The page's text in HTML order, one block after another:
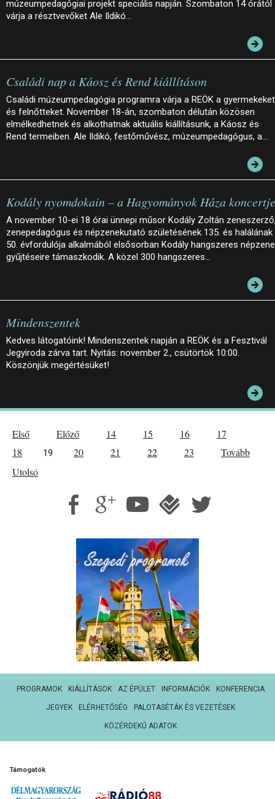
múzeumpedagógiai projekt speciális napján. Szombaton 14 órától
várja a résztvevőket Ale Ildikó…
Családi nap a Káosz és Rend kiállításon
Családi múzeumpedagógia programra várja a REÖK a gyermekeket
és felnőtteket. November 18-án, szombaton délután közösen
elmélkedhetnek és alkothatnak aktuális kiállításunk, a Káosz és
Rend termeiben. Ale Ildikó, festőművész, múzeumpedagógus, a…
Kodály nyomdokain – a Hagyományok Háza koncertje
A november 10-ei 18 órai ünnepi műsor Kodály Zoltán
zenepedagógus és népzenekutató születésének 135. és halálának
50. évfordulója alkalmából elsősorban Kodály hangszeres
gyűjtéseire támaszkodik. A közel 300 hangszeres…
Mindenszentek
Kedves látogatóink! Mindenszentek napján a REÖK és a Fesztivál
Jegyiroda zárva tart. Nyitás: november 2., csütörtök 10:00.
Köszönjük megértésüket!
Első Előző 14 15 16
17
18
19 20 21 22 23
Tovább
Utolsó
PROGRAMOK KIÁLLÍTÁSOK AZ ÉPÜLET INFORMÁCIÓK KONFERENCIA
JEGYEK ELÉRHETŐSÉG PALOTASÉTÁK ÉS VEZETÉSEK
KÖZÉRDEKŰ ADATOK
Támogatók